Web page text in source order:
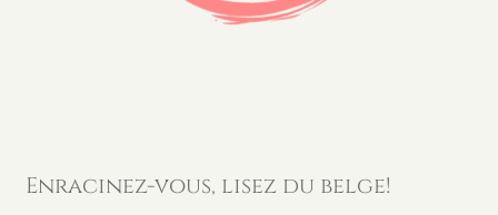
Enracinez-vous, lisez du belge!